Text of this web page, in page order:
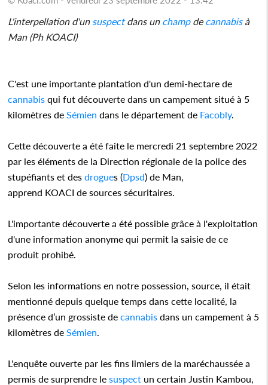
L'interpellation d'un suspectdans un champde cannabisà
Man (Ph KOACI)
C'est une importante plantation d'un demi-hectare de
cannabis qui fut découverte dans un campement situé à 5
kilomètres de Sémien dans le département de Facobly.
Cette découverte a été faite le mercredi 21 septembre 2022
par les éléments de la Direction régionale de la police des
stupéfiants et desdrogues (Dpsd) de Man,
apprend KOACI de sources sécuritaires.
L'importante découverte a été possible grâce à l'exploitation
d'une information anonyme qui permit la saisie de ce
produit prohibé.
Selon les informations en notre possession, source, il était
mentionné depuis quelque temps dans cette localité, la
présence d’un grossiste decannabis dans un campement à 5
kilomètres de Sémien
L'enquête ouverte par les fins limiers de la maréchaussée a
permis de surprendre lesuspect un certain Justin Kambou,